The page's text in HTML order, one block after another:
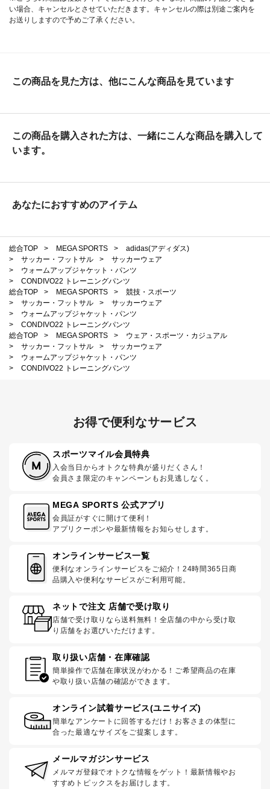
い場合、キャンセルとさせていただきます。キャンセルの際は別途ご案内を
お送りしますので予めご了承ください。
この商品を見た方は、他にこんな商品を見ています
この商品を購入された方は、一緒にこんな商品を購入して
います。
あなたにおすすめのアイテム
総合TOP > MEGA SPORTS >
adidas(アディダス)
>
サッカー・フットサル >
サッカーウェア
>
ウォームアップジャケット・パンツ
>
CONDIVO22 トレーニングパンツ
総合TOP
> MEGA SPORTS >
競技・スポーツ
>
サッカー・フットサル >
サッカーウェア
>
ウォームアップジャケット・パンツ
>
CONDIVO22 トレーニングパンツ
総合TOP
> MEGA SPORTS >
ウェア・スポーツ・カジュアル
>
サッカー・フットサル >
サッカーウェア
>
ウォームアップジャケット・パンツ
>
CONDIVO22 トレーニングパンツ
お得で便利なサービス
スポーツマイル会員特典
入会当日からオトクな特典が盛りだくさん！
会員さま限定のキャンペーンもお見逃しなく。
MEGA SPORTS 公式アプリ
会員証がすぐに開けて便利！
アプリクーポンや最新情報をお知らせします。
オンラインサービス一覧
便利なオンラインサービスをご紹介！24時間365日商
品購入や便利なサービスがご利用可能。
ネットで注文 店舗で受け取り
店舗で受け取りなら送料無料！全店舗の中から受け取
り店舗をお選びいただけます。
取り扱い店舗・在庫確認
簡単操作で店舗在庫状況がわかる！ご希望商品の在庫
や取り扱い店舗の確認ができます。
オンライン試着サービス(ユニサイズ)
簡単なアンケートに回答するだけ！お客さまの体型に
合った最適なサイズをご提案します。
メールマガジンサービス
メルマガ登録でオトクな情報をゲット！最新情報やお
すすめトピックスをお届けします。